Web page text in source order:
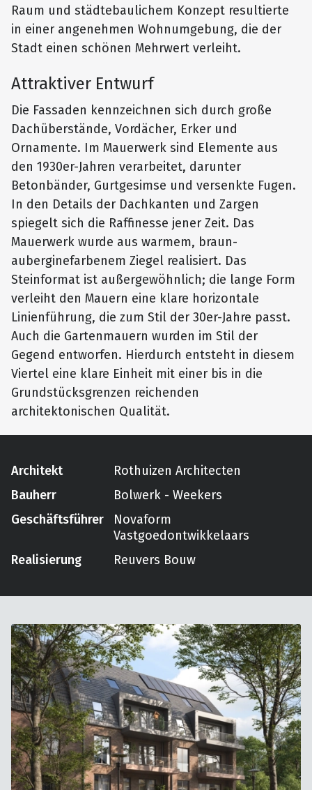
Raum und städtebaulichem Konzept resultierte
in einer angenehmen Wohnumgebung, die der
Stadt einen schönen Mehrwert verleiht.
Attraktiver Entwurf
Die Fassaden kennzeichnen sich durch große
Dachüberstände, Vordächer, Erker und
Ornamente. Im Mauerwerk sind Elemente aus
den 1930er-Jahren verarbeitet, darunter
Betonbänder, Gurtgesimse und versenkte Fugen.
In den Details der Dachkanten und Zargen
spiegelt sich die Raffinesse jener Zeit. Das
Mauerwerk wurde aus warmem, braun-
auberginefarbenem Ziegel realisiert. Das
Steinformat ist außergewöhnlich; die lange Form
verleiht den Mauern eine klare horizontale
Linienführung, die zum Stil der 30er-Jahre passt.
Auch die Gartenmauern wurden im Stil der
Gegend entworfen. Hierdurch entsteht in diesem
Viertel eine klare Einheit mit einer bis in die
Grundstücksgrenzen reichenden
architektonischen Qualität.
Architekt
Rothuizen Architecten
Bauherr
Bolwerk - Weekers
Geschäftsführer
Novaform
Vastgoedontwikkelaars
Realisierung
Reuvers Bouw